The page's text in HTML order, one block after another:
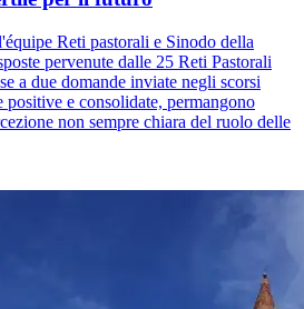
Reti pastorali e Sinodo della
pervenute dalle 25 Reti Pastorali
a due domande inviate negli scorsi
positive e consolidate, permangono
non sempre chiara del ruolo delle